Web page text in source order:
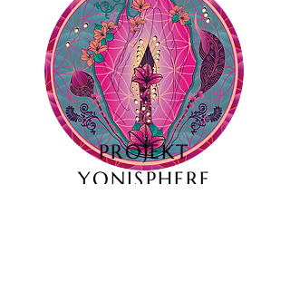
PROJEKT
YONISPHERE